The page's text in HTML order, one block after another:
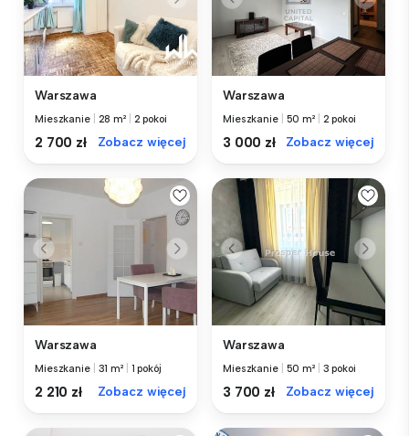
Warszawa
Mieszkanie 28 m² 2 pokoi
2 700 zł Zobacz więcej
Warszawa
Mieszkanie 50 m² 2 pokoi
3 000 zł Zobacz więcej
Warszawa
Mieszkanie 31 m² 1 pokój
2 210 zł Zobacz więcej
Warszawa
Mieszkanie 50 m² 3 pokoi
3 700 zł Zobacz więcej